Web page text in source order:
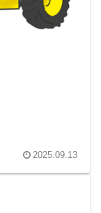
2025.09.13